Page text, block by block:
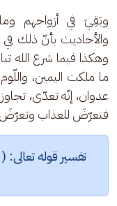
وبَقِيَ في أزواجهم
والأحاديث بأنّ ذلك في
وهكذا فيما شرع الله
ما ملكت اليمين،
عدوان، إنّه تعدّى،
فتعرّضَ للعذاب وتعرّضَ
تفسير قوله